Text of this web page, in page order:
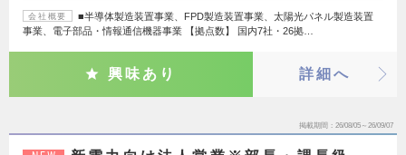
会社概要
■半導体製造装置事業、FPD製造装置事業、太陽光パネル製造装置
事業、電子部品・情報通信機器事業 【拠点数】 国内7社・26拠…
興味あり 詳細へ
掲載期間 26/08/05～26/09/07